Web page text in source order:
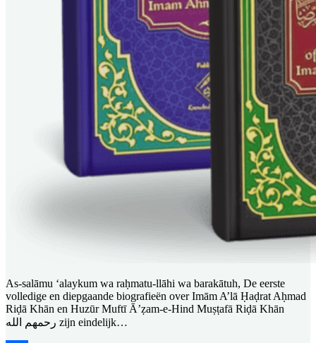
As-salāmu ‘alaykum wa raḥmatu-llāhi wa barakātuh, De eerste
volledige en diepgaande biografieën over Imām A’lā Ḥaḍrat Aḥmad
Riḍā Khān ‎en Huzūr Muftī Ā’ẓam-e-Hind Muṣṭafā Riḍā Khān
رحمهم الله zijn eindelijk…